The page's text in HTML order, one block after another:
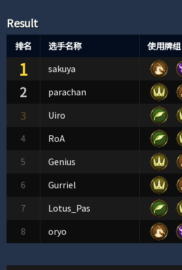
Result
排名 选手名称 使用牌组
1 sakuya
2 parachan
3
Uiro
4
RoA
5
Genius
6
Gurriel
7
Lotus_Pas
8
oryo